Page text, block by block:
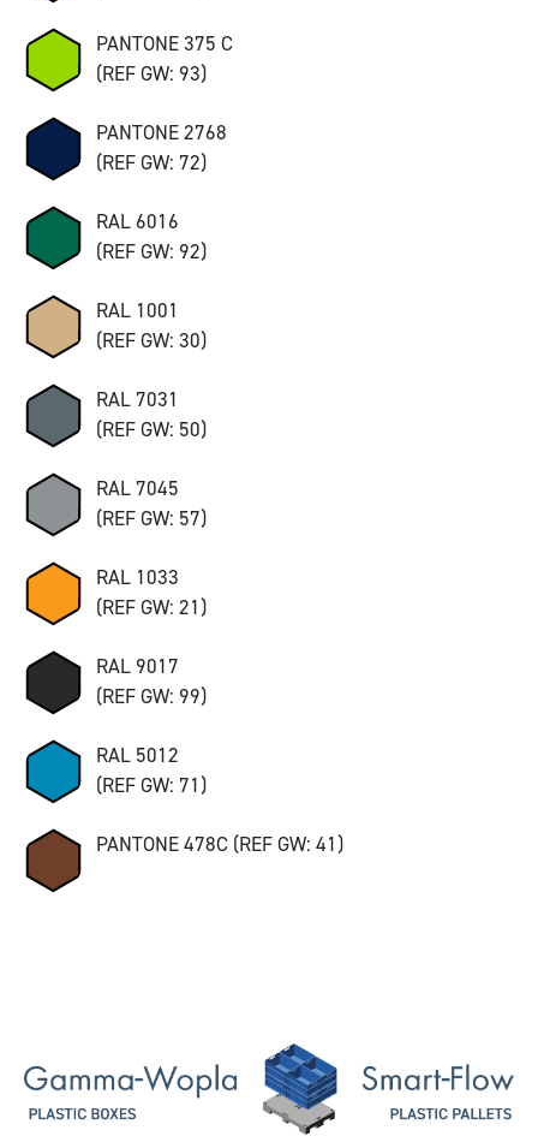
PANTONE 375 C
(REF GW: 93)
PANTONE 2768
(REF GW: 72)
RAL 6016
(REF GW: 92)
RAL 1001
(REF GW: 30)
RAL 7031
(REF GW: 50)
RAL 7045
(REF GW: 57)
RAL 1033
(REF GW: 21)
RAL 9017
(REF GW: 99)
RAL 5012
(REF GW: 71)
PANTONE 478C (REF GW: 41)